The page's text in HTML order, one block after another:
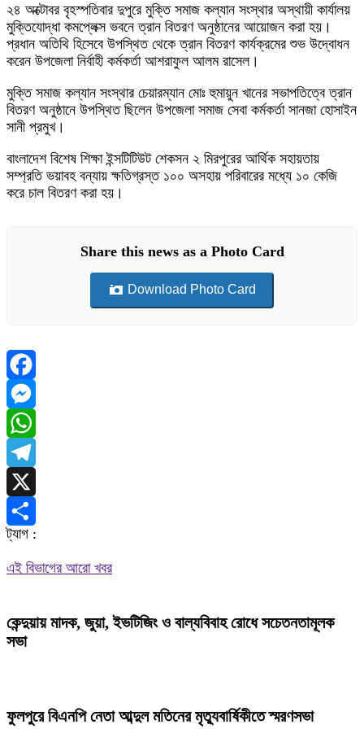
২৪ অক্টোবর বৃহস্পতিবার দুপুরে মুক্তি সমাজ কল্যান সংস্থার অস্থায়ী কার্যালয়
মুক্তিযোদ্ধা কমপ্লেক্স ভবনে ত্রান বিতরণ অনুষ্ঠানের আয়োজন করা হয়।
প্রধান অতিথি হিসেবে উপস্থিত থেকে ত্রান বিতরণ কার্যক্রমের শুভ উদ্বোধন
করেন উপজেলা নির্বাহী কর্মকর্তা আশরাফুল আলম রাসেল।
মুক্তি সমাজ কল্যান সংস্থার চেয়ারম্যান মোঃ হুমায়ুন খানের সভাপতিত্বে ত্রান
বিতরণ অনুষ্ঠানে উপস্থিত ছিলেন উপজেলা সমাজ সেবা কর্মকর্তা সানজা হোসাইন
সানী প্রমুখ।
বাংলাদেশ বিশেষ শিক্ষা ইন্সটিটিউট শেকসন ২ মিরপুরের আর্থিক সহায়তায়
সম্প্রতি ভয়াবহ বন্যায় ক্ষতিগ্রস্ত ১০০ অসহায় পরিবারের মধ্যে ১০ কেজি
করে চাল বিতরণ করা হয়।
Share this news as a Photo Card
Download Photo Card
Facebook
Messenger
WhatsApp
Telegram
X
Share
ট্যাগ :
এই বিভাগের আরো খবর
কেন্দুয়ায় মাদক, জুয়া, ইভটিজিং ও বাল্যবিবাহ রোধে সচেতনতামূলক
সভা
ফুলপুরে বিএনপি নেতা আব্দুল মতিনের মৃত্যুবার্ষিকীতে স্মরণসভা